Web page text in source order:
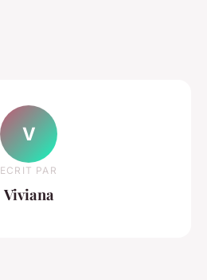
V
ECRIT PAR
Viviana